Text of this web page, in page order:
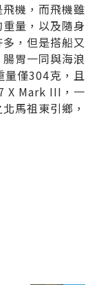
機，而飛機雖
量，以及隨身
，但是搭船又
胃一同與海浪
量僅304克，且
X Mark III，一
馬祖東引鄉，